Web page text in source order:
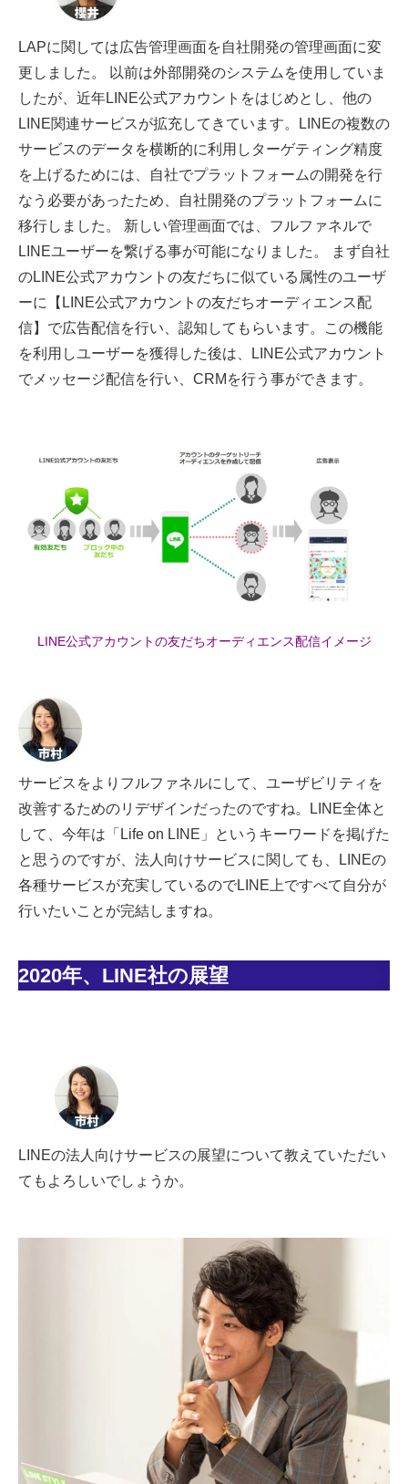
LAPに関しては広告管理画面を自社開発の管理画面に変
更しました。 以前は外部開発のシステムを使用していま
したが、近年LINE公式アカウントをはじめとし、他の
LINE関連サービスが拡充してきています。LINEの複数の
サービスのデータを横断的に利用しターゲティング精度
を上げるためには、自社でプラットフォームの開発を行
なう必要があったため、自社開発のプラットフォームに
移行しました。 新しい管理画面では、フルファネルで
LINEユーザーを繋げる事が可能になりました。 まず自社
のLINE公式アカウントの友だちに似ている属性のユーザ
ーに【LINE公式アカウントの友だちオーディエンス配
信】で広告配信を行い、認知してもらいます。この機能
を利用しユーザーを獲得した後は、LINE公式アカウント
でメッセージ配信を行い、CRMを行う事ができます。
LINE公式アカウントの友だちオーディエンス配信イメージ
サービスをよりフルファネルにして、ユーザビリティを
改善するためのリデザインだったのですね。LINE全体と
して、今年は「Life on LINE」というキーワードを掲げた
と思うのですが、法人向けサービスに関しても、LINEの
各種サービスが充実しているのでLINE上ですべて自分が
行いたいことが完結しますね。
2020年、LINE社の展望
LINEの法人向けサービスの展望について教えていただい
てもよろしいでしょうか。